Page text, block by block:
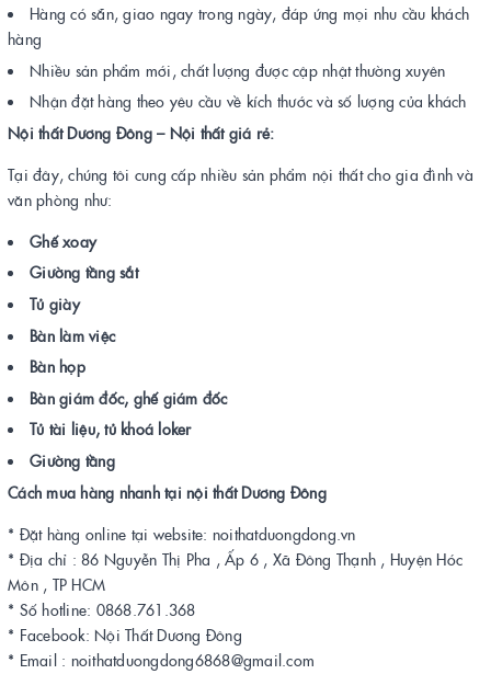
Hàng có sẵn, giao ngay trong ngày, đáp ứng mọi nhu cầu khách
hàng
Nhiều sản phẩm mới, chất lượng được cập nhật thường xuyên
Nhận đặt hàng theo yêu cầu về kích thước và số lượng của khách
Nội thất Dương Đông – Nội thất giá rẻ:
Tại đây, chúng tôi cung cấp nhiều sản phẩm nội thất cho gia đình và
văn phòng như:
Ghế xoay
Giường tầng sắt
Tủ giày
Bàn làm việc
Bàn họp
Bàn giám đốc, ghế giám đốc
Tủ tài liệu, tủ khoá loker
Giường tầng
Cách mua hàng nhanh tại nội thất Dương Đông
* Đặt hàng online tại website: noithatduongdong.vn
* Địa chỉ : 86 Nguyễn Thị Pha , Ấp 6 , Xã Đông Thạnh , Huyện Hóc
Môn , TP HCM
* Số hotline: 0868.761.368
* Facebook: Nội Thất Dương Đông
* Email : noithatduongdong6868@gmail.com